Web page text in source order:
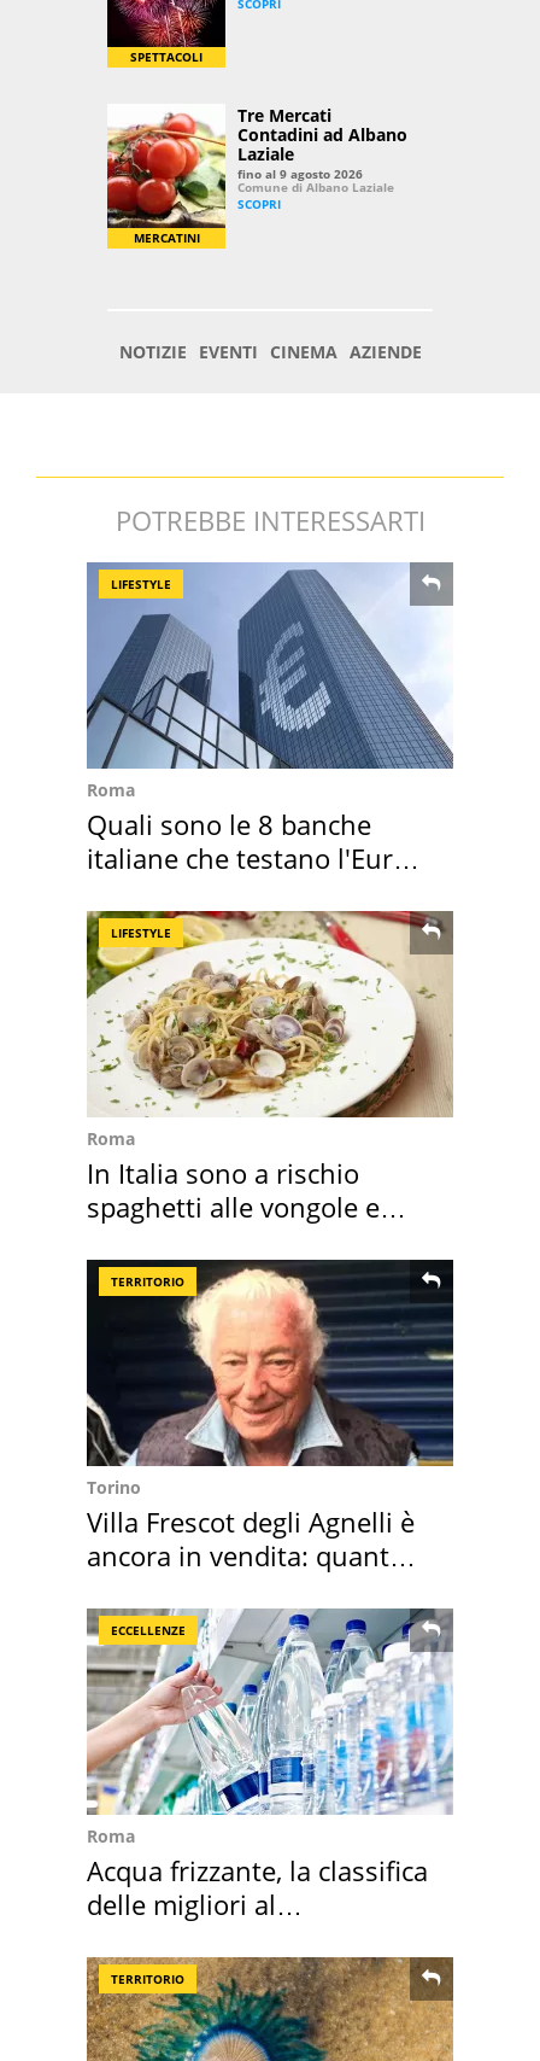
POTREBBE INTERESSARTI
LIFESTYLE
Roma
Quali sono le 8 banche
italiane che testano l'Euro
LIFESTYLE
Roma
In Italia sono a rischio
spaghetti alle vongole e
TERRITORIO
Torino
Villa Frescot degli Agnelli è
ancora in vendita: quanto
ECCELLENZE
Roma
Acqua frizzante, la classifica
delle migliori al
TERRITORIO